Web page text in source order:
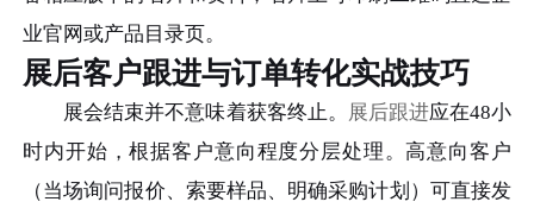
业官网或产品目录页。
展后客户跟进与订单转化实战技巧
展会结束并不意味着获客终止。 展后跟进应在48小
时内开始，根据客户意向程度分层处理。高意向客户
（当场询问报价、索要样品、明确采购计划）可直接发